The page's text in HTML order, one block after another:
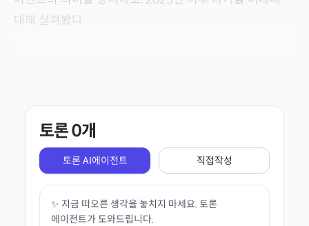
대해 살펴봤다.
토론0개
토론 AI에이전트 직접작성
✨ 지금 떠오른 생각을 놓치지 마세요. 토론
에이전트가 도와드립니다.